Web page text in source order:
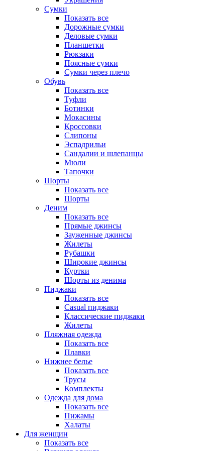
Сумки
Показать все
Дорожные сумки
Деловые сумки
Планшетки
Рюкзаки
Поясные сумки
Сумки через плечо
Обувь
Показать все
Туфли
Ботинки
Мокасины
Кроссовки
Слипоны
Эспадрильи
Сандалии и шлепанцы
Мюли
Тапочки
Шорты
Показать все
Шорты
Деним
Показать все
Прямые джинсы
Зауженные джинсы
Жилеты
Рубашки
Широкие джинсы
Куртки
Шорты из денима
Пиджаки
Показать все
Casual пиджаки
Классические пиджаки
Жилеты
Пляжная одежда
Показать все
Плавки
Нижнее белье
Показать все
Трусы
Комплекты
Одежда для дома
Показать все
Пижамы
Халаты
Для женщин
Показать все